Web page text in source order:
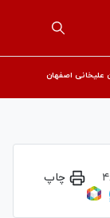
علیخانی اصفهان
چاپ